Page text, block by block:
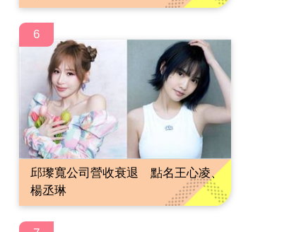
6
邱瓈寬公司營收衰退 點名王心凌、
楊丞琳